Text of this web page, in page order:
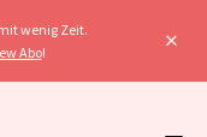
wenig Zeit.
Abo!